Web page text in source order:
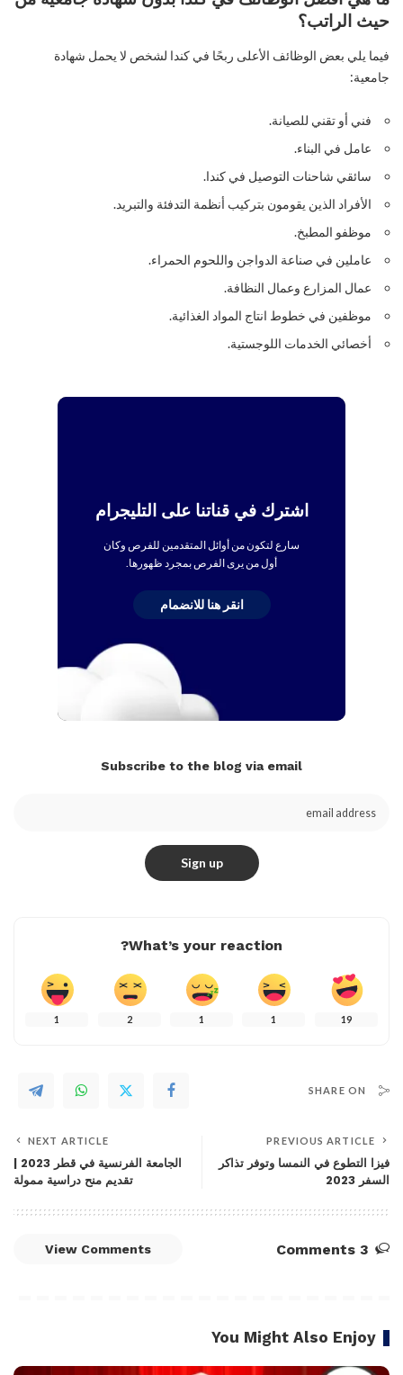
حيث الراتب؟
فيما يلي بعض الوظائف الأعلى ربحًا في كندا لشخص لا يحمل شهادة
جامعية:
فني أو تقني للصيانة.
عامل في البناء.
سائقي شاحنات التوصيل في كندا.
الأفراد الذين يقومون بتركيب أنظمة التدفئة والتبريد.
موظفو المطبخ.
عاملين في صناعة الدواجن واللحوم الحمراء.
عمال المزارع وعمال النظافة.
موظفين في خطوط انتاج المواد الغذائية.
أخصائي الخدمات اللوجستية.
اشترك في قناتنا على التليجرام
سارع لتكون من أوائل المتقدمين للفرص وكان
أول من يرى الفرص بمجرد ظهورها.
انقر هنا للانضمام
Subscribe to the blog via email
What’s your reaction?
19
1
1
2
1
SHARE ON
PREVIOUS ARTICLE
فيزا التطوع في النمسا وتوفر تذاكر
السفر 2023
NEXT ARTICLE
تقديم منح دراسية ممولة
3 Comments
View Comments
You Might Also Enjoy